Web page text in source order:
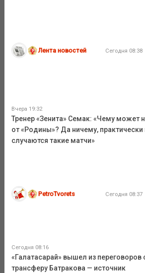
Лента новостей Сегодня 08:38
Вчера 19:32
Тренер «Зенита» Семак: «Чему может
от «Родины»? Да ничему,
случаются такие матчи»
PetroTvorets Сегодня 08:37
Сегодня 08:16
«Галатасарай» вышел из переговоров
трансферу Батракова — источник